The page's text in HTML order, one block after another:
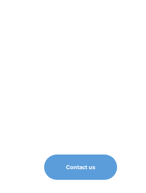
Contact us